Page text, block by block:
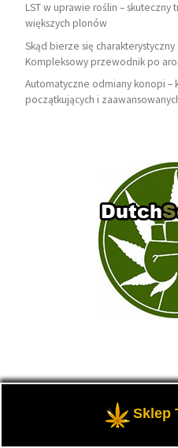
LST w uprawie roślin – skuteczny
większych plonów
Skąd bierze się
Kompleksowy przewodnik po
Automatyczne odmiany konopi
początkujących i
Nasze Zastrzeżenia:
Sklep